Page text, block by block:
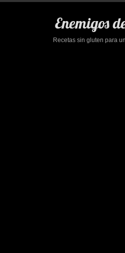
Saltar
Enemigos
Recetas sin gluten para